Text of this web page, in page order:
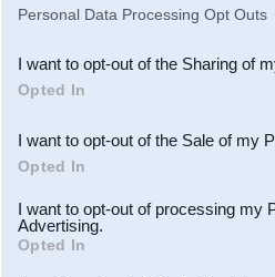
Downstream Participants
third parties.
Personal Data Processing Opt Outs
I want to opt-out of the Sharing of
Opted In
I want to opt-out of the Sale of my
Opted In
I want to opt-out of processing my
Advertising.
Opted In